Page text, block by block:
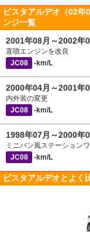
ビスタアルデオ（02年
ンジ一覧
2001年08月～2002年
直噴エンジンを改良
JC08
-km/L
2000年04月～2001年
内外装の変更
JC08
-km/L
1998年07月～2000年
ミニバン風ステーション
JC08
-km/L
ビスタアルデオとよく